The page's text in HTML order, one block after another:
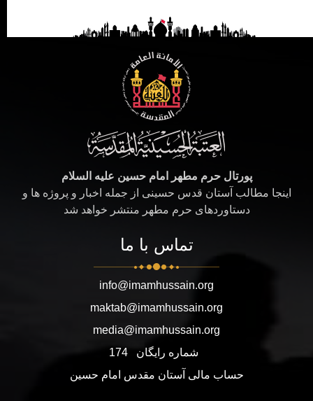
پورتال حرم مطهر امام حسین علیه السلام
اینجا مطالب آستان قدس حسینی از جمله اخبار و پروژه ها و
دستاوردهای حرم مطهر منتشر خواهد شد
تماس با ما
info@imamhussain.org
maktab@imamhussain.org
media@imamhussain.org
شماره رایگان
174
حساب مالی آستان مقدس امام حسین